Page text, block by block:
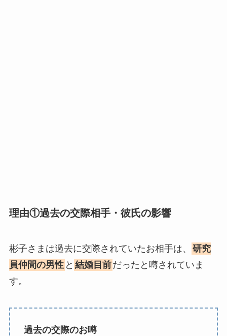
理由①過去の交際相手・彼氏の影響
彬子さまは過去に交際されていたお相手は、
研究
員仲間の男性 と 結婚目前だったと噂されていま
す。
過去の交際のお噂